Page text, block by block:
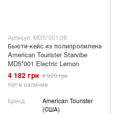
Артикул: MD5*001;06
Бьюти-кейс из полипропилена
American Tourister Starvibe
MD5*001 Electric Lemon
4 182 грн 4 920 грн
Нет в наличии
Бренд
American Tourister
(США)